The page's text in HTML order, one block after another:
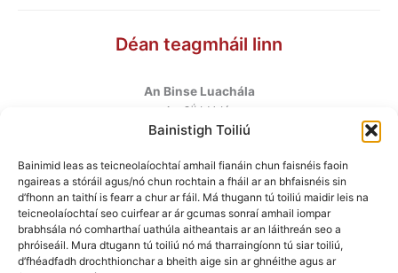
Bainistigh Toiliú
Bainimid leas as teicneolaíochtaí amhail fianáin chun faisnéis faoin
ngaireas a stóráil agus/nó chun rochtain a fháil ar an bhfaisnéis sin
d’fhonn an taithí is fearr a chur ar fáil. Má thugann tú toiliú maidir leis na
teicneolaíochtaí seo cuirfear ar ár gcumas sonraí amhail iompar
brabhsála nó comharthaí uathúla aitheantais ar an láithreán seo a
phróiseáil. Mura dtugann tú toiliú nó má tharraingíonn tú siar toiliú,
d’fhéadfadh drochthionchar a bheith aige sin ar ghnéithe agus ar
Déan teagmháil linn
An Binse Luachála
An 6úhUrlár
Halla Mhargadh na Feirme
Baile Átha Cliath 7
D07 AEF4
Teileafón: +353 1 6760130
Ríomhphost:info@valuationtribunal.ie